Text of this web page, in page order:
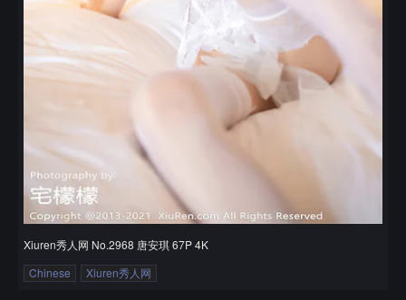
Xiuren秀人网 No.2968 唐安琪 67P 4K
Chinese
Xiuren秀人网